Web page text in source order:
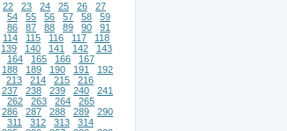
22 23 24 25 26
27
54 55 56 57 58
59
86 87 88 89 90
91
114 115 116 117
118
139 140 141 142
143
164 165 166
167
188 189 190 191
192
213 214 215
216
237 238 239 240
241
262 263 264
265
286 287 288 289
290
311 312 313
314